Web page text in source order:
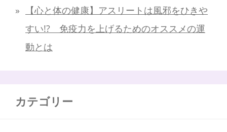
【心と体の健康】アスリートは風邪をひきや
すい!? 免疫力を上げるためのオススメの運
動とは
カテゴリー